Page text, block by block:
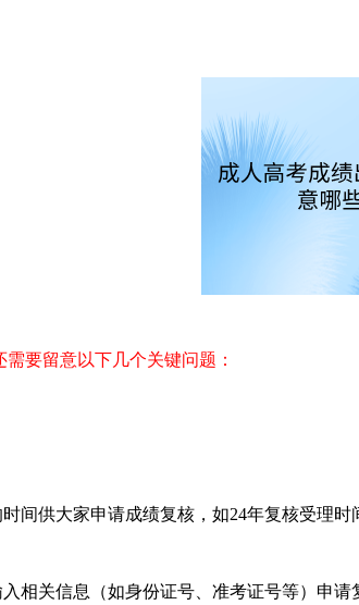
需要留意以下几个关键问题：
供大家申请成绩复核，如24年复核受理时
关信息（如身份证号、准考证号等）申请